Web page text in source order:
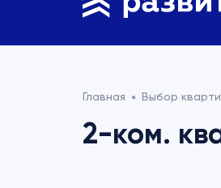
Главная Выбор
2-ком.